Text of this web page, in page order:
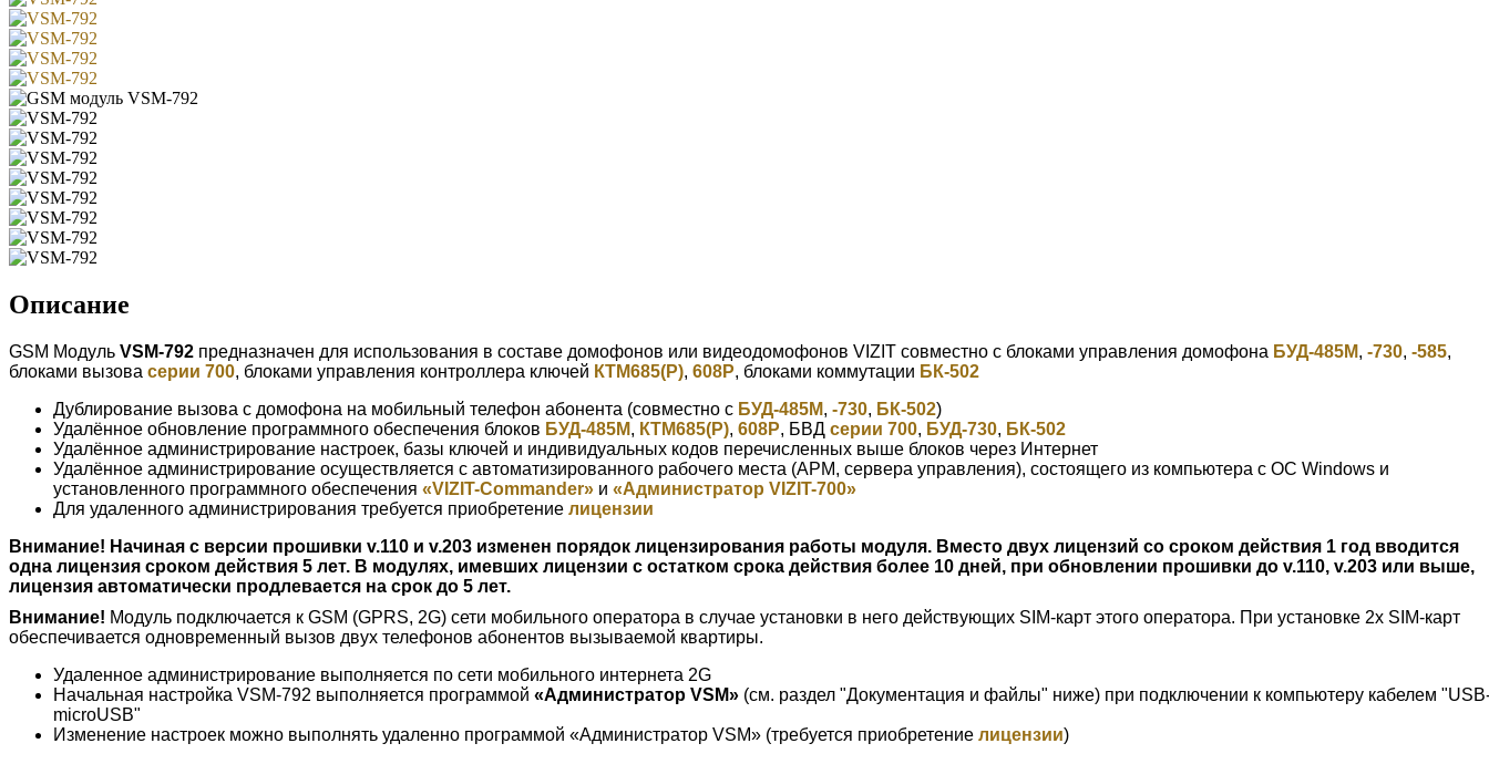
Описание
GSM Модуль VSM-792 предназначен для использования в составе домофонов или видеодомофонов VIZIT совместно с блоками управления домофона БУД-485М, -730, -585,
блоками вызова серии 700, блоками управления контроллера ключей КТМ685(Р), 608Р, блоками коммутации БК-502
Дублирование вызова с домофона на мобильный телефон абонента (совместно с БУД-485М, -730, БК-502)
Удалённое обновление программного обеспечения блоков БУД-485М, КТМ685(Р), 608Р, БВД серии 700, БУД-730, БК-502
Удалённое администрирование настроек, базы ключей и индивидуальных кодов перечисленных выше блоков через Интернет
Удалённое администрирование осуществляется с автоматизированного рабочего места (АРМ, сервера управления), состоящего из компьютера с ОС Windows и
установленного программного обеспечения «VIZIT-Commander» и «Администратор VIZIT-700»
Для удаленного администрирования требуется приобретение лицензии
Внимание! Начиная с версии прошивки v.110 и v.203 изменен порядок лицензирования работы модуля. Вместо двух лицензий со сроком действия 1 год вводится
одна лицензия сроком действия 5 лет. В модулях, имевших лицензии с остатком срока действия более 10 дней, при обновлении прошивки до v.110, v.203 или выше,
лицензия автоматически продлевается на срок до 5 лет.
Внимание! Модуль подключается к GSM (GPRS, 2G) сети мобильного оператора в случае установки в него действующих SIM-карт этого оператора. При установке 2х SIM-карт
обеспечивается одновременный вызов двух телефонов абонентов вызываемой квартиры.
Удаленное администрирование выполняется по сети мобильного интернета 2G
Начальная настройка VSM-792 выполняется программой «Администратор VSM» (см. раздел "Документация и файлы" ниже) при подключении к компьютеру кабелем
microUSB"
Изменение настроек можно выполнять удаленно программой «Администратор VSM» (требуется приобретение лицензии)